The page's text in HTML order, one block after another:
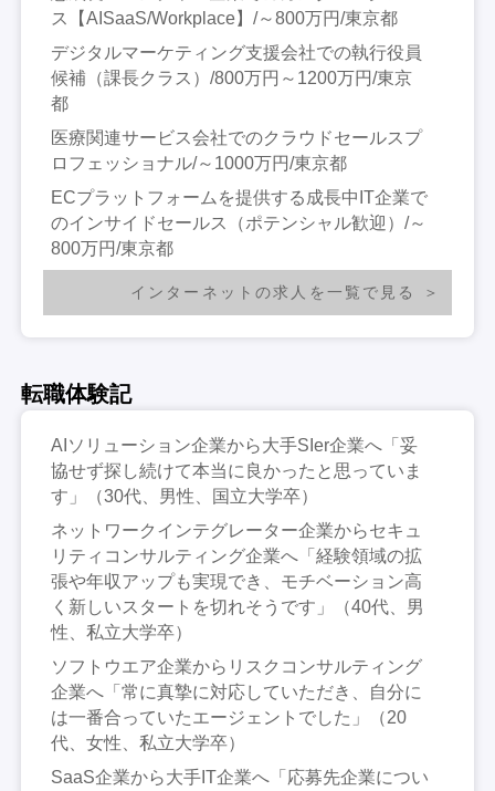
ス【AISaaS/Workplace】/～800万円/東京都
デジタルマーケティング支援会社での執行役員
候補（課長クラス）/800万円～1200万円/東京
都
医療関連サービス会社でのクラウドセールスプ
ロフェッショナル/～1000万円/東京都
ECプラットフォームを提供する成長中IT企業で
のインサイドセールス（ポテンシャル歓迎）/～
800万円/東京都
インターネットの求人を一覧で見る
転職体験記
AIソリューション企業から大手SIer企業へ「妥
協せず探し続けて本当に良かったと思っていま
す」（30代、男性、国立大学卒）
ネットワークインテグレーター企業からセキュ
リティコンサルティング企業へ「経験領域の拡
張や年収アップも実現でき、モチベーション高
く新しいスタートを切れそうです」（40代、男
性、私立大学卒）
ソフトウエア企業からリスクコンサルティング
企業へ「常に真摯に対応していただき、自分に
は一番合っていたエージェントでした」（20
代、女性、私立大学卒）
SaaS企業から大手IT企業へ「応募先企業につい